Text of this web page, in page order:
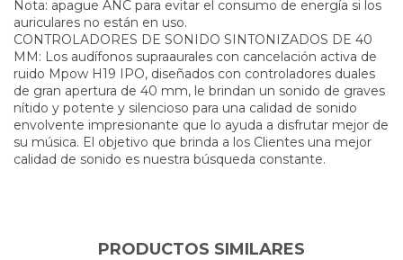
Nota: apague ANC para evitar el consumo de energía si los
auriculares no están en uso.
CONTROLADORES DE SONIDO SINTONIZADOS DE 40
MM: Los audífonos supraaurales con cancelación activa de
ruido Mpow H19 IPO, diseñados con controladores duales
de gran apertura de 40 mm, le brindan un sonido de graves
nítido y potente y silencioso para una calidad de sonido
envolvente impresionante que lo ayuda a disfrutar mejor de
su música. El objetivo que brinda a los Clientes una mejor
calidad de sonido es nuestra búsqueda constante.
PRODUCTOS SIMILARES